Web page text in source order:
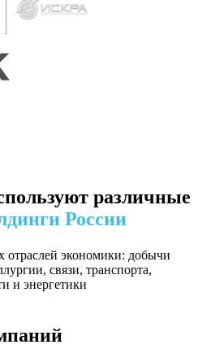
различные
России
отраслей экономики: добычи
связи, транспорта,
и энергетики